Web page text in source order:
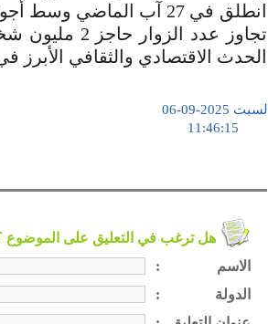
انطلق في 27 آب الماضي
تجاوز عدد
الحدث الاقتصادي والثقافي الأبرز
السبت 2025-09-06
هل ترغب في التعليق على الموضوع ؟
:
الاسم
:
الدولة